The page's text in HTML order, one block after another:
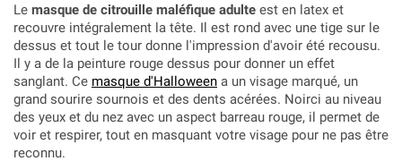
Le masque de citrouille maléfique adulte est en latex et
recouvre intégralement la tête. Il est rond avec une tige sur le
dessus et tout le tour donne l'impression d'avoir été recousu.
Il y a de la peinture rouge dessus pour donner un effet
sanglant. Ce masque d'Halloween a un visage marqué, un
grand sourire sournois et des dents acérées. Noirci au niveau
des yeux et du nez avec un aspect barreau rouge, il permet de
voir et respirer, tout en masquant votre visage pour ne pas être
reconnu.